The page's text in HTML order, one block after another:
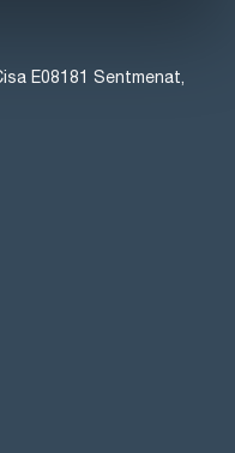
E08181 Sentmenat,